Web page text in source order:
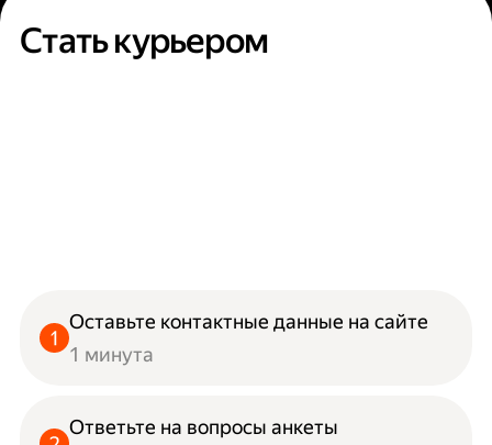
Стать курьером
Оставьте контактные данные на сайте
1 минута
Ответьте на вопросы анкеты